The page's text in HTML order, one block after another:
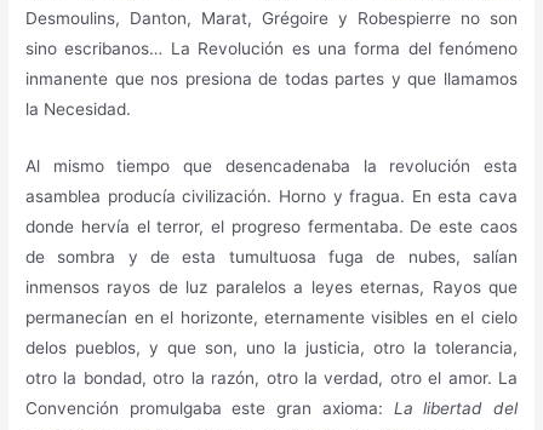
Desmoulins, Danton, Marat, Grégoire y Robespierre no son
sino escribanos… La Revolución es una forma del fenómeno
inmanente que nos presiona de todas partes y que llamamos
la Necesidad.
Al mismo tiempo que desencadenaba la revolución esta
asamblea producía civilización. Horno y fragua. En esta cava
donde hervía el terror, el progreso fermentaba. De este caos
de sombra y de esta tumultuosa fuga de nubes, salían
inmensos rayos de luz paralelos a leyes eternas, Rayos que
permanecían en el horizonte, eternamente visibles en el cielo
delos pueblos, y que son, uno la justicia, otro la tolerancia,
otro la bondad, otro la razón, otro la verdad, otro el amor. La
Convención promulgaba este gran axioma: La libertad del